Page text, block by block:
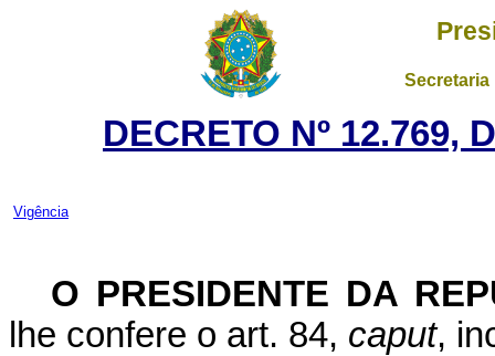
DECRETO Nº 12.769,
Vigência
O PRESIDENTE DA
lhe confere o art. 84, caput,